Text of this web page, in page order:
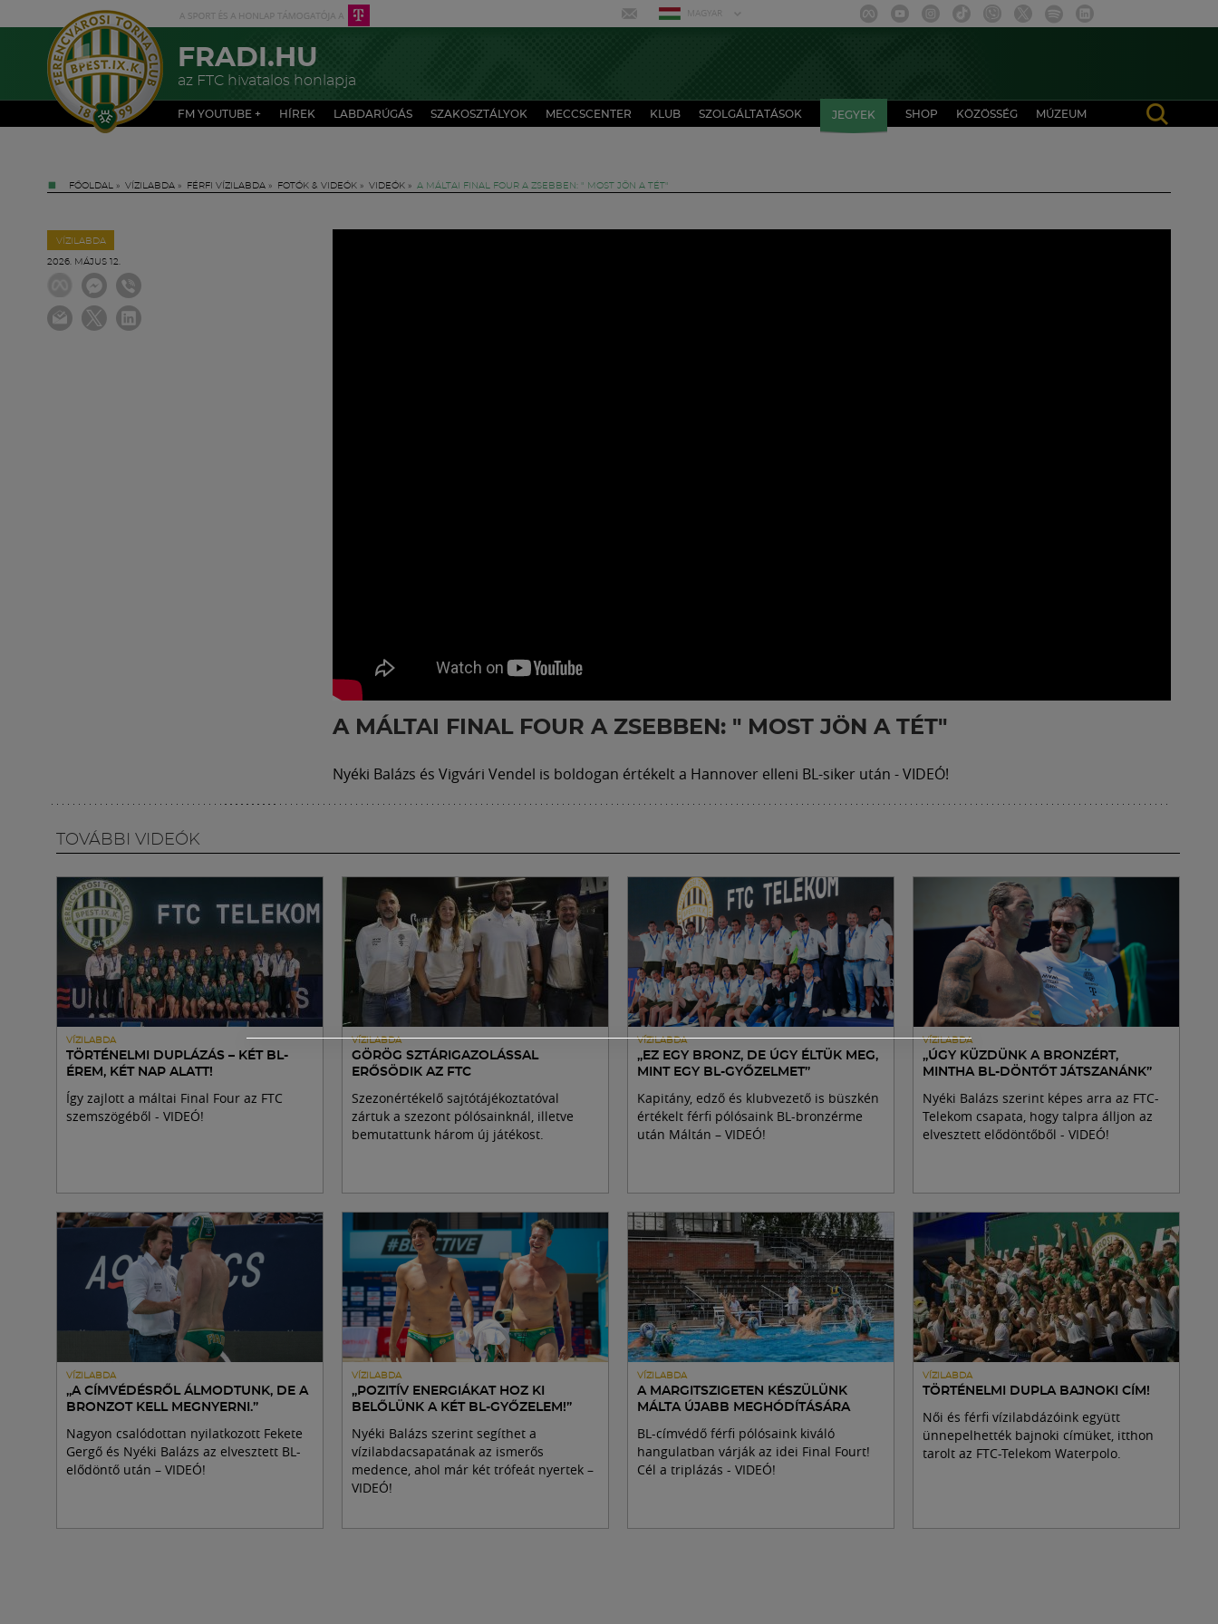
MAGYAR
FRADI.HU
az FTC hivatalos honlapja
FM YOUTUBE + HÍREK LABDARÚGÁS SZAKOSZTÁLYOK MECCSCENTER KLUB SZOLGÁLTATÁSOK JEGYEK SHOP KÖZÖSSÉG MÚZEUM
FŐOLDAL » VÍZILABDA » FÉRFI VÍZILABDA » FOTÓK & VIDEÓK » VIDEÓK » A MÁLTAI FINAL FOUR A ZSEBBEN: " MOST JÖN A TÉT"
VÍZILABDA
2026. MÁJUS 12.
A MÁLTAI FINAL FOUR A ZSEBBEN: " MOST JÖN A TÉT"
Nyéki Balázs és Vigvári Vendel is boldogan értékelt a Hannover elleni BL-siker után - VIDEÓ!
TOVÁBBI VIDEÓK
VÍZILABDA
TÖRTÉNELMI DUPLÁZÁS – KÉT BL-
ÉREM, KÉT NAP ALATT!
Így zajlott a máltai Final Four az FTC
szemszögéből - VIDEÓ!
VÍZILABDA
GÖRÖG SZTÁRIGAZOLÁSSAL
ERŐSÖDIK AZ FTC
Szezonértékelő sajtótájékoztatóval
zártuk a szezont pólósainknál, illetve
bemutattunk három új játékost.
VÍZILABDA
„EZ EGY BRONZ, DE ÚGY ÉLTÜK MEG,
MINT EGY BL-GYŐZELMET”
Kapitány, edző és klubvezető is büszkén
értékelt férfi pólósaink BL-bronzérme
után Máltán – VIDEÓ!
VÍZILABDA
„ÚGY KÜZDÜNK A BRONZÉRT,
MINTHA BL-DÖNTŐT JÁTSZANÁNK”
Nyéki Balázs szerint képes arra az FTC-
Telekom csapata, hogy talpra álljon az
elvesztett elődöntőből - VIDEÓ!
VÍZILABDA
„A CÍMVÉDÉSRŐL ÁLMODTUNK, DE A
BRONZOT KELL MEGNYERNI.”
Nagyon csalódottan nyilatkozott Fekete
Gergő és Nyéki Balázs az elvesztett BL-
elődöntő után – VIDEÓ!
VÍZILABDA
„POZITÍV ENERGIÁKAT HOZ KI
BELŐLÜNK A KÉT BL-GYŐZELEM!”
Nyéki Balázs szerint segíthet a
vízilabdacsapatának az ismerős
medence, ahol már két trófeát nyertek –
VIDEÓ!
VÍZILABDA
A MARGITSZIGETEN KÉSZÜLÜNK
MÁLTA ÚJABB MEGHÓDÍTÁSÁRA
BL-címvédő férfi pólósaink kiváló
hangulatban várják az idei Final Fourt!
Cél a triplázás - VIDEÓ!
VÍZILABDA
TÖRTÉNELMI DUPLA BAJNOKI CÍM!
Női és férfi vízilabdázóink együtt
ünnepelhették bajnoki címüket, itthon
tarolt az FTC-Telekom Waterpolo.